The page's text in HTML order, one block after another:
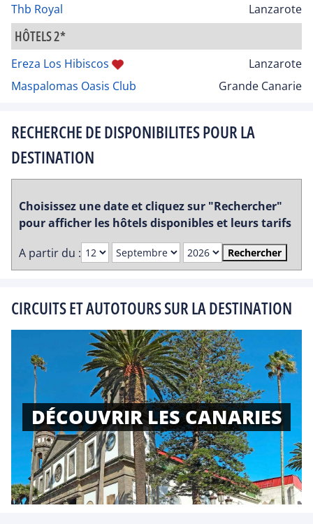
Thb Royal
Lanzarote
HÔTELS 2*
Ereza Los Hibiscos
Lanzarote
Maspalomas Oasis Club
Grande Canarie
RECHERCHE DE DISPONIBILITES POUR LA
DESTINATION
Choisissez une date et cliquez sur "Rechercher"
pour afficher les hôtels disponibles et leurs tarifs
A partir du :
Rechercher
CIRCUITS ET AUTOTOURS SUR LA DESTINATION
DÉCOUVRIR LES CANARIES